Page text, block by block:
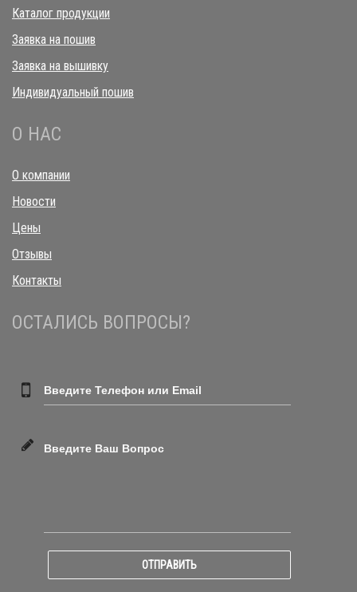
Каталог продукции
Заявка на пошив
Заявка на вышивку
Индивидуальный пошив
О НАС
О компании
Новости
Цены
Отзывы
Контакты
ОСТАЛИСЬ ВОПРОСЫ?
Введите Телефон или Email
Введите Ваш Вопрос
ОТПРАВИТЬ